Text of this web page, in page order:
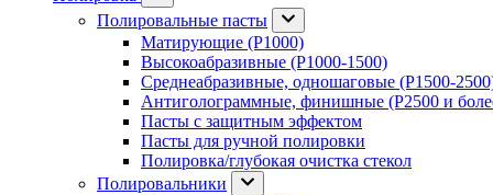
Полировальные пасты
Матирующие (P1000)
Высокоабразивные (P1000-1500)
Среднеабразивные, одношаговые (P1500-
Антиголограммные, финишные (P2500 и
Пасты с защитным эффектом
Пасты для ручной полировки
Полировка/глубокая очистка стекол
Полировальники